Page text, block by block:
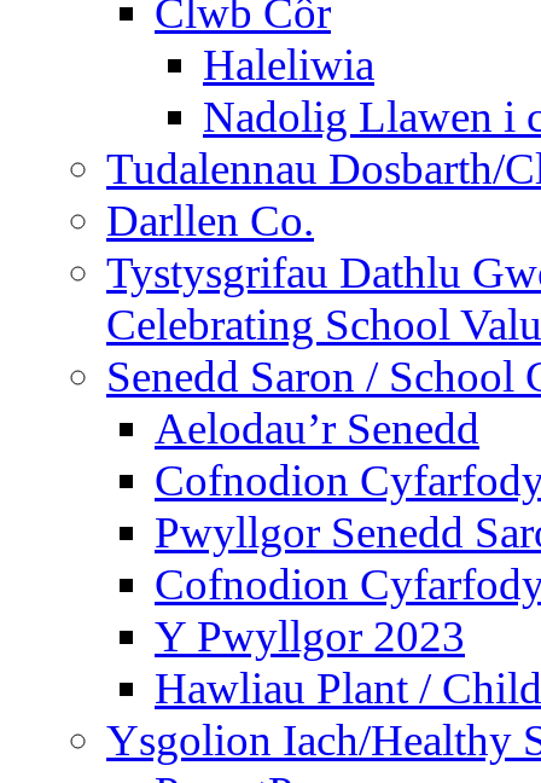
Clwb Côr
Haleliwia
Nadolig Llawen i
Tudalennau Dosbarth/
Darllen Co.
Tystysgrifau Dathlu
Celebrating School
Senedd Saron / School
Aelodau’r Senedd
Cofnodion
Pwyllgor Senedd
Cofnodion
Y Pwyllgor 2023
Hawliau Plant /
Ysgolion Iach/Healthy